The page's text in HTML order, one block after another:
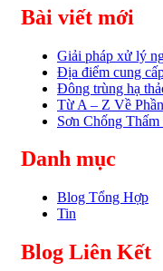
Bài viết mới
Giải pháp xử lý
Địa điểm cung
Đông trùng hạ
Từ A – Z Về
Sơn Chống
Danh mục
Blog Tổng Hợp
Tin
Blog Liên Kết